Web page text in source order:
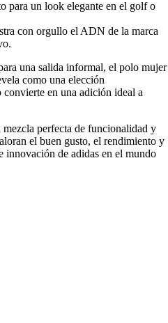
para un look elegante en el golf o
con orgullo el ADN de la marca
una salida informal, el polo mujer
como una elección
en una adición ideal a
perfecta de funcionalidad y
el buen gusto, el rendimiento y
innovación de adidas en el mundo